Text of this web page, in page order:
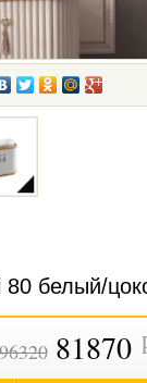
80 белый/
81870